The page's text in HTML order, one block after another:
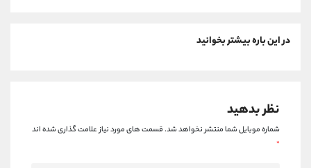
در این باره بیشتر بخوانید
نظر بدهید
شماره موبایل شما منتشر نخواهد شد.قسمت های مورد نیاز علامت گذاری شده اند
*